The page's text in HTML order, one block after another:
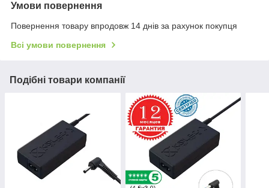
Умови повернення
Повернення товару впродовж 14 днів за рахунок покупця
Всі умови повернення
Подібні товари компанії